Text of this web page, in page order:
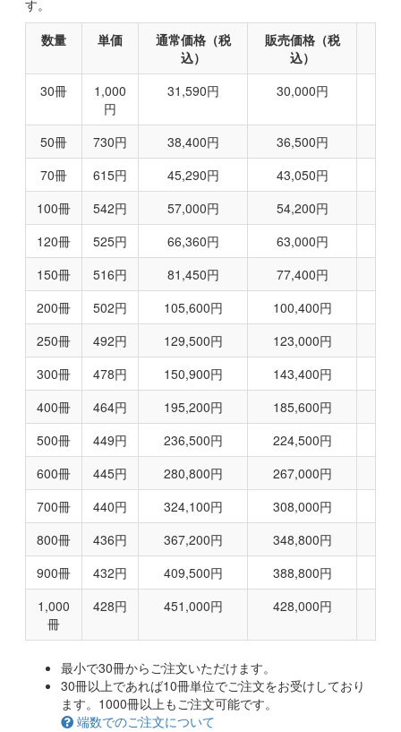
す。
数量
単価
通常価格（税
込）
販売価格（税
込）
30冊
1,000
円
31,590円 30,000円
50冊 730円 38,400円 36,500円
70冊 615円 45,290円 43,050円
100冊 542円 57,000円 54,200円
120冊 525円 66,360円 63,000円
150冊 516円 81,450円 77,400円
200冊 502円 105,600円 100,400円
250冊 492円 129,500円 123,000円
300冊 478円 150,900円 143,400円
400冊 464円 195,200円 185,600円
500冊 449円 236,500円 224,500円
600冊 445円 280,800円 267,000円
700冊 440円 324,100円 308,000円
800冊 436円 367,200円 348,800円
900冊 432円 409,500円 388,800円
1,000
冊
428円 451,000円 428,000円
最小で30冊からご注文いただけます。
30冊以上であれば10冊単位でご注文をお受けしており
ます。1000冊以上もご注文可能です。
端数でのご注文について